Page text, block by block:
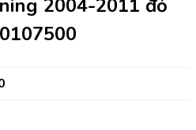
2004-2011 đỏ